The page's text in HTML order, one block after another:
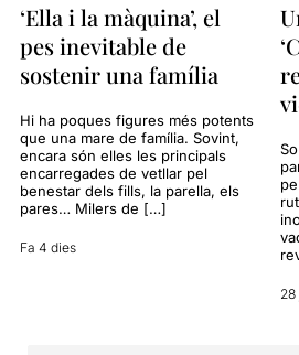
‘Ella i la màquina’, el
pes inevitable de
sostenir una família
Hi ha poques figures més potents
que una mare de família. Sovint,
encara són elles les principals
encarregades de vetllar pel
benestar dels fills, la parella, els
pares… Milers de […]
Fa 4 dies